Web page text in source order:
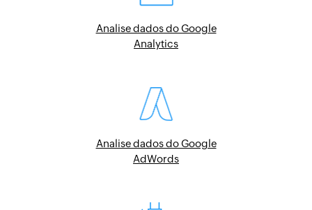
Analise dados do Google
Analytics
Analise dados do Google
AdWords